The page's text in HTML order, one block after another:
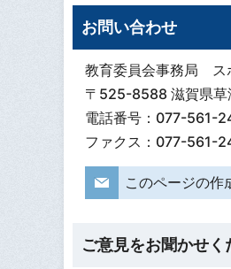
お問い合わせ
教育委員会事務局 ス
〒525-8588 滋賀県草
電話番号：077-561-
ファクス：077-561-
このページの作
ご意見をお聞かせく